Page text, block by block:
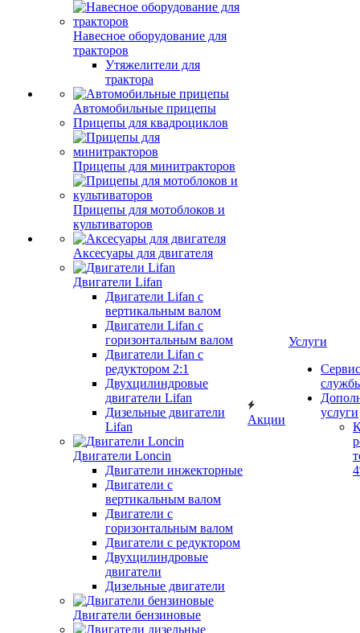
Навесное оборудование для
тракторов
Утяжелители для
трактора
Автомобильные прицепы
Прицепы для квадроциклов
Прицепы для минитракторов
Прицепы для мотоблоков и
культиваторов
Аксесуары для двигателя
Двигатели Lifan
Двигатели Lifan с
вертикальным валом
Двигатели Lifan с
горизонтальным валом
Двигатели Lifan с
редуктором 2:1
Двухцилиндровые
двигатели Lifan
Дизельные двигатели
Lifan
Двигатели Loncin
Двигатели инжекторные
Двигатели с
вертикальным валом
Двигатели с
горизонтальным валом
Двигатели с редуктором
Двухцилиндровые
двигатели
Дизельные двигатели
Двигатели бензиновые
Акции
Услуги
услуги